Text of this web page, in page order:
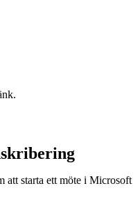
att starta ett möte i Microsoft